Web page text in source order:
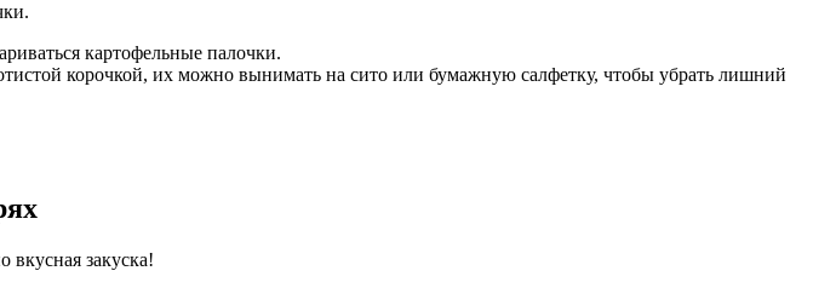
картофельные палочки.
корочкой, их можно вынимать на сито или бумажную салфетку, чтобы убрать лишний
закуска!